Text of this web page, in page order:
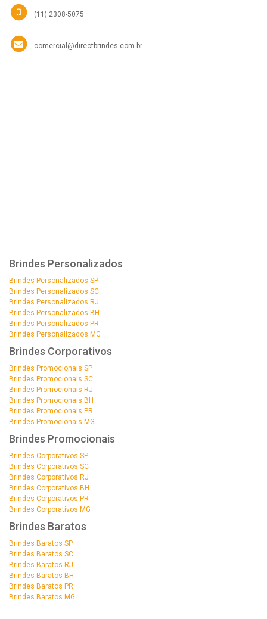
(11) 2308-5075
comercial@directbrindes.com.br
Brindes Personalizados
Brindes Personalizados SP
Brindes Personalizados SC
Brindes Personalizados RJ
Brindes Personalizados BH
Brindes Personalizados PR
Brindes Personalizados MG
Brindes Corporativos
Brindes Promocionais SP
Brindes Promocionais SC
Brindes Promocionais RJ
Brindes Promocionais BH
Brindes Promocionais PR
Brindes Promocionais MG
Brindes Promocionais
Brindes Corporativos SP
Brindes Corporativos SC
Brindes Corporativos RJ
Brindes Corporativos BH
Brindes Corporativos PR
Brindes Corporativos MG
Brindes Baratos
Brindes Baratos SP
Brindes Baratos SC
Brindes Baratos RJ
Brindes Baratos BH
Brindes Baratos PR
Brindes Baratos MG